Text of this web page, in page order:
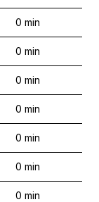
0 min
0 min
0 min
0 min
0 min
0 min
0 min